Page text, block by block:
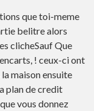
que toi-meme
belitre alors
clicheSauf Que
! ceux-ci ont
maison ensuite
plan de credit
vous donnez